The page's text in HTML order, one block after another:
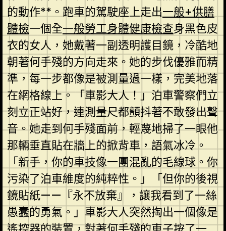
的動作**。跑車的駕駛座上走出一般+供膳
體檢一個全一般勞工身體健康檢查身黑色皮
衣的女人，她戴著一副透明護目鏡，冷酷地
朝著何手殘的方向走來。她的步伐優雅而精
準，每一步都像是被測量過一樣，完美地落
在網格線上。「車影大人！」泊車警察們立
刻立正站好，連測量尺都顫抖著不敢發出聲
音。她走到何手殘面前，輕蔑地掃了一眼他
那輛垂直貼在牆上的掀背車，語氣冰冷。
「新手，你的車技像一團混亂的毛線球。你
污染了泊車維度的純粹性。」「但你的後視
鏡貼紙——『永不放棄』，讓我看到了一絲
愚蠢的勇氣。」車影大人突然掏出一個像是